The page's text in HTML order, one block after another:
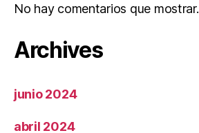
No hay comentarios que mostrar.
Archives
junio 2024
abril 2024